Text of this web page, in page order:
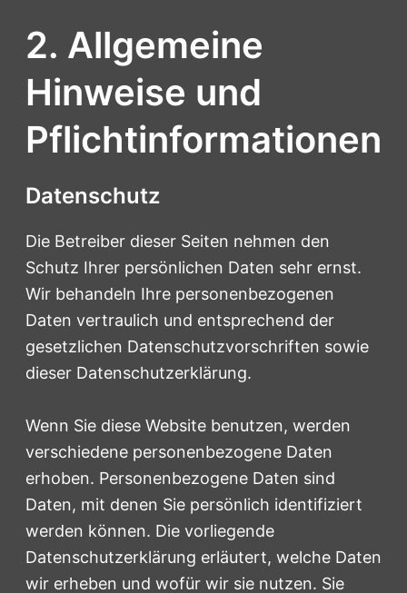
2. Allgemeine
Hinweise und
Pflichtinformationen
Datenschutz
Die Betreiber dieser Seiten nehmen den
Schutz Ihrer persönlichen Daten sehr ernst.
Wir behandeln Ihre personenbezogenen
Daten vertraulich und entsprechend der
gesetzlichen Datenschutzvorschriften sowie
dieser Datenschutzerklärung.
Wenn Sie diese Website benutzen, werden
verschiedene personenbezogene Daten
erhoben. Personenbezogene Daten sind
Daten, mit denen Sie persönlich identifiziert
werden können. Die vorliegende
Datenschutzerklärung erläutert, welche Daten
wir erheben und wofür wir sie nutzen. Sie